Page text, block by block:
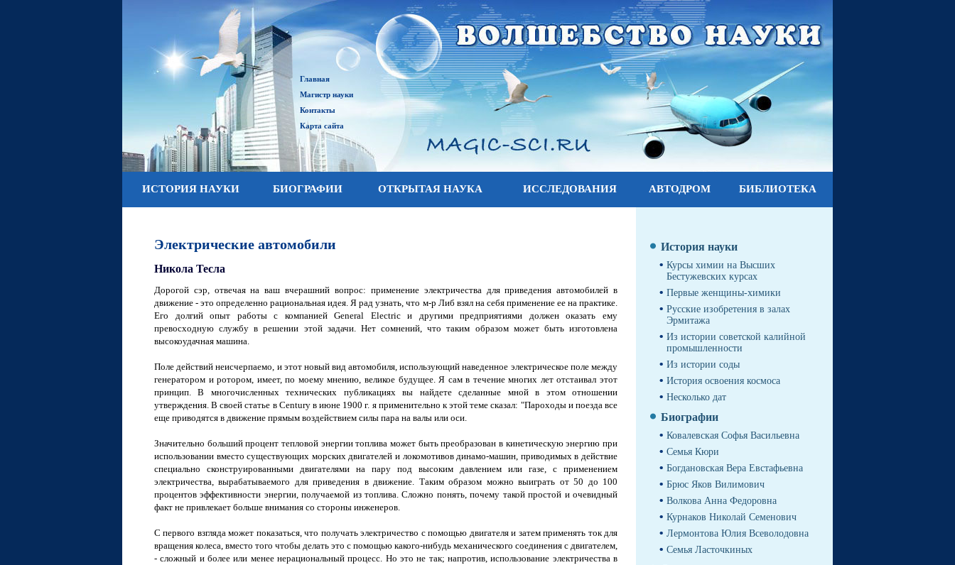
Главная
Магистр науки
Контакты
Карта сайта
ИСТОРИЯ НАУКИ БИОГРАФИИ ОТКРЫТАЯ НАУКА ИССЛЕДОВАНИЯ АВТОДРОМ БИБЛИОТЕКА
Электрические автомобили
Никола Тесла
Дорогой сэр, отвечая на ваш вчерашний вопрос: применение электричества для приведения автомобилей в
движение - это определенно рациональная идея. Я рад узнать, что м-р Либ взял на себя применение ее на практике.
Его долгий опыт работы с компанией General Electric и другими предприятиями должен оказать ему
превосходную службу в решении этой задачи. Нет сомнений, что таким образом может быть изготовлена
высокоудачная машина.
Поле действий неисчерпаемо, и этот новый вид автомобиля, использующий наведенное электрическое поле между
генератором и ротором, имеет, по моему мнению, великое будущее. Я сам в течение многих лет отстаивал этот
принцип. В многочисленных технических публикациях вы найдете сделанные мной в этом отношении
утверждения. В своей статье в Century в июне 1900 г. я применительно к этой теме сказал: "Пароходы и поезда все
еще приводятся в движение прямым воздействием силы пара на валы или оси.
Значительно больший процент тепловой энергии топлива может быть преобразован в кинетическую энергию при
использовании вместо существующих морских двигателей и локомотивов динамо-машин, приводимых в действие
специально сконструированными двигателями на пару под высоким давлением или газе, с применением
электричества, вырабатываемого для приведения в движение. Таким образом можно выиграть от 50 до 100
процентов эффективности энергии, получаемой из топлива. Сложно понять, почему такой простой и очевидный
факт не привлекает больше внимания со стороны инженеров.
С первого взгляда может показаться, что получать электричество с помощью двигателя и затем применять ток для
вращения колеса, вместо того чтобы делать это с помощью какого-нибудь механического соединения с двигателем,
- сложный и более или менее нерациональный процесс. Но это не так; напротив, использование электричества в
История науки
Курсы химии на Высших
Бестужевских курсах
Первые женщины-химики
Русские изобретения в залах
Эрмитажа
Из истории советской калийной
промышленности
Из истории соды
История освоения космоса
Несколько дат
Биографии
Ковалевская Софья Васильевна
Семья Кюри
Богдановская Вера Евстафьевна
Брюс Яков Вилимович
Волкова Анна Федоровна
Курнаков Николай Семенович
Лермонтова Юлия Всеволодовна
Семья Ласточкиных